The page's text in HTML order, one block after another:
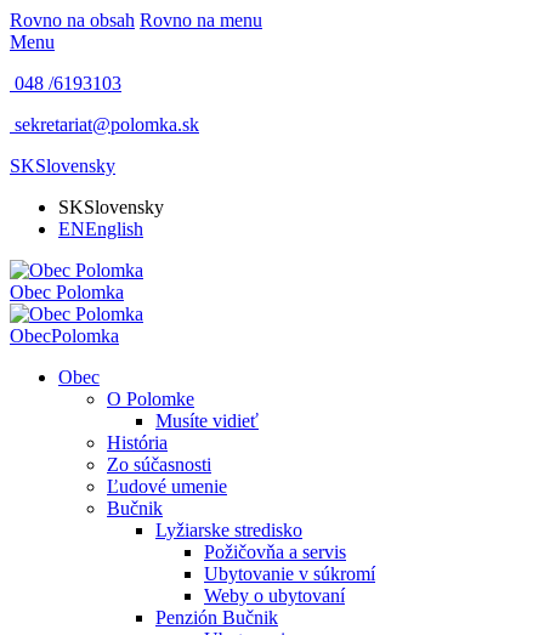
Rovno na obsah Rovno na menu
Menu
048 /6193103
sekretariat@polomka.sk
SKSlovensky
SKSlovensky
ENEnglish
Obec Polomka
ObecPolomka
Obec
O Polomke
Musíte vidieť
História
Zo súčasnosti
Ľudové umenie
Bučnik
Lyžiarske stredisko
Požičovňa a servis
Ubytovanie v súkromí
Weby o ubytovaní
Penzión Bučnik